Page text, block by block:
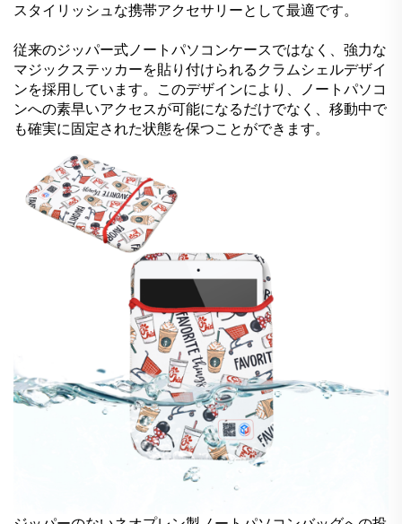
スタイリッシュな携帯アクセサリーとして最適です。
従来のジッパー式ノートパソコンケースではなく、強力な
マジックステッカーを貼り付けられるクラムシェルデザイ
ンを採用しています。このデザインにより、ノートパソコ
ンへの素早いアクセスが可能になるだけでなく、移動中で
も確実に固定された状態を保つことができます。